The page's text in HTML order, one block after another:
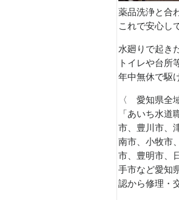
薬品洗浄と合
これで安心し
水廻りで起き
トイレや台所
年中無休で駆
〈 愛知県全
「あいち水
市、豊川市、
南市、小牧市
市、豊明市、
手市など愛知
認から修理・